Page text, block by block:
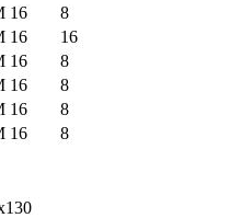
16
8
16
16
16
8
16
8
16
8
16
8